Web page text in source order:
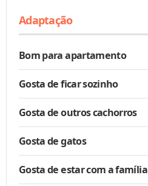
Adaptação
Bom para apartamento
Gosta de ficar sozinho
Gosta de outros cachorros
Gosta de gatos
Gosta de estar com a família